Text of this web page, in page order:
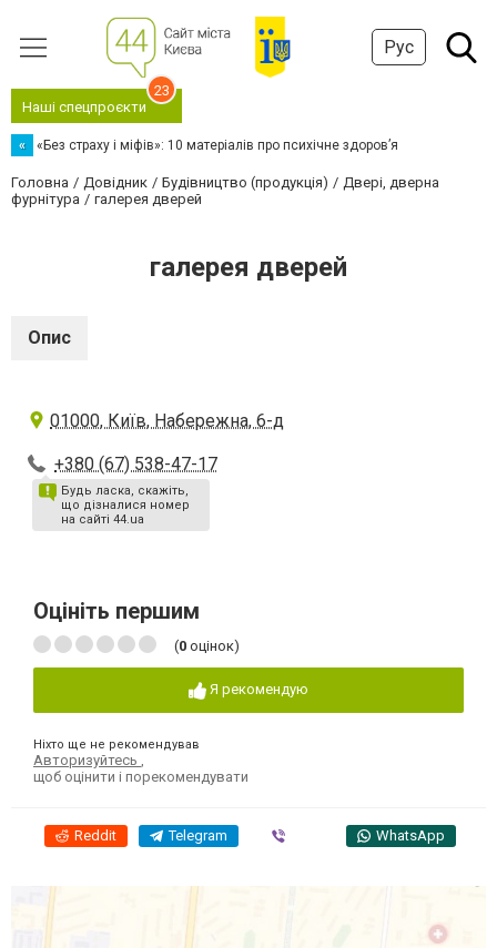
Рус
Наші спецпроєкти
23
« «Без страху і міфів»: 10 матеріалів про психічне здоров’я
Головна Довідник Будівництво (продукція)
Двері, дверна
фурнітура
галерея дверей
галерея дверей
Опис
01000, Київ, Набережна, 6-д
+380 (67) 538-47-17
Будь ласка, скажіть,
що дізналися номер
на сайті 44.ua
Оцініть першим
(0 оцінок)
Я рекомендую
Ніхто ще не рекомендував
Авторизуйтесь
щоб оцінити і порекомендувати
Reddit Telegram WhatsApp